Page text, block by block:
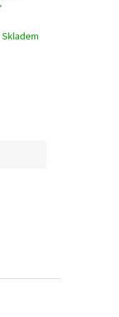
Skladem